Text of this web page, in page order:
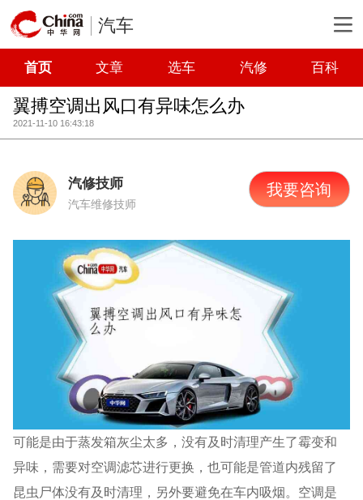
汽车
首页 文章 选车 汽修 百科
翼搏空调出风口有异味怎么办
2021-11-10 16:43:18
汽修技师
汽车维修技师
我要咨询
可能是由于蒸发箱灰尘太多，没有及时清理产生了霉变和
异味，需要对空调滤芯进行更换，也可能是管道内残留了
昆虫尸体没有及时清理，另外要避免在车内吸烟。空调是